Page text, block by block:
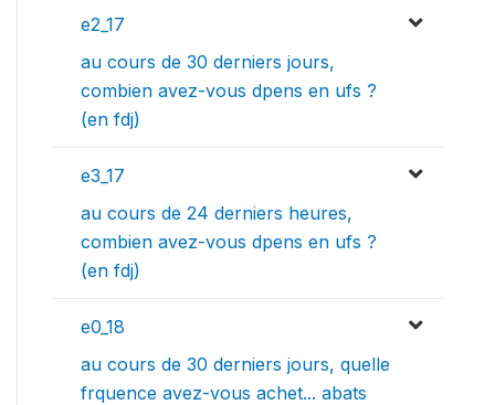
e2_17
au cours de 30 derniers jours,
combien avez-vous dpens en ufs ?
(en fdj)
e3_17
au cours de 24 derniers heures,
combien avez-vous dpens en ufs ?
(en fdj)
e0_18
au cours de 30 derniers jours, quelle
frquence avez-vous achet... abats